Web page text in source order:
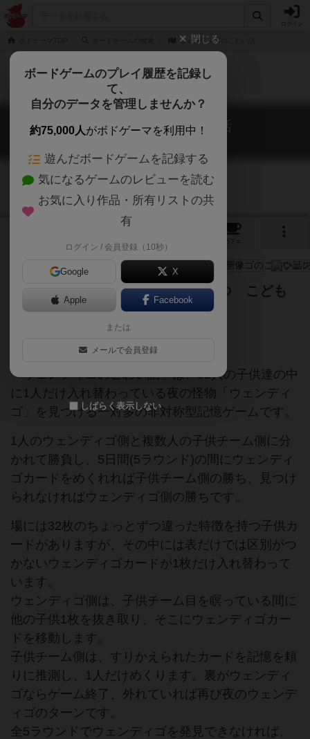
ウェンディゴのこわい話
ウェンディゴのこわい話
The Legend of the Wendigo
カフェ
はやく みつけないと ひとりずつ こども
が きえていく
「ウェンディゴのこわい話」は、32人の子供達の中
に1人だけ入れ替わっている夜の怪物「ウェンディ
ゴ」を見つける一対多の非対称型記憶ゲームです。
1人のウェンディゴ側と複数人の子供チーム側に分
かれて勝負し、5日間(5ラウンド)の間にウェンディ
ゴカードをめくれれば子供チーム側の勝ち、見つけ
られなければウェンディゴ側の勝ちです。
場には32枚のちょっとずつ違った特徴を持つ子供カ
ードがありますが、その中には表だけでは区別がつ
かないウェンディゴカードが1枚だけ入れ替わって
います。
ウェンディゴ側は、子供チーム目を瞑っている間に
他の子供1枚を抜き取り、そこにウェンディゴカー
ドを移動します。
子供チーム側は、すりかえられたカードを記憶を頼
りに推測し、1人だけめくります。裏がウェンディ
ゴならゲーム終了、外れていれば再び夜のウェンデ
ィゴのターンです。
全5ラウンドでウェンディゴを発見できなければ、
閉じる
ボードゲームのプレイ履歴を記録し
て、
自分のデータを管理しませんか？
約75,000人がボドゲーマを利用中！
遊んだボードゲームを記録する
気になるゲームのレビューを読む
お気に入り作品・所有リストの共
有
ログイン / 会員登録（10秒）
Google X
Apple Facebook
または
メールで会員登録
しばらく表示しない